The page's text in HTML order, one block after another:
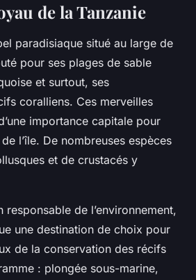
de la Tanzanie
paradisiaque situé au large de
pour ses plages de sable
et surtout, ses
coralliens. Ces merveilles
importance capitale pour
l’île. De nombreuses espèces
et de crustacés y
responsable de l’environnement,
une destination de choix pour
de la conservation des récifs
: plongée sous-marine,